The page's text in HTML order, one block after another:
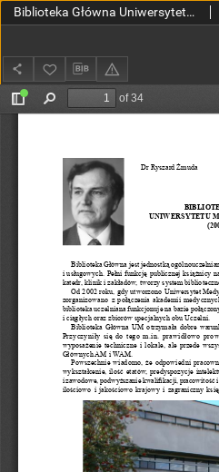
Biblioteka Główna Uniwersytetu Medycznego w Łodzi (2002-2007)